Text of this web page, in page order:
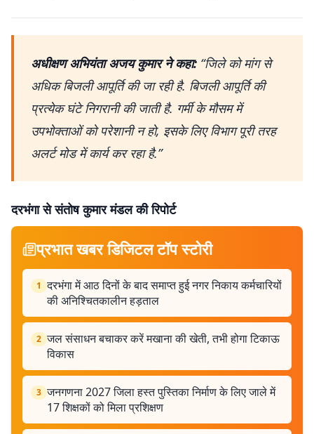
अधीक्षण अभियंता अजय कुमार ने कहा: “जिले को मांग से
अधिक बिजली आपूर्ति की जा रही है. बिजली आपूर्ति की
प्रत्येक घंटे निगरानी की जाती है. गर्मी के मौसम में
उपभोक्ताओं को परेशानी न हो, इसके लिए विभाग पूरी तरह
अलर्ट मोड में कार्य कर रहा है.”
दरभंगा से संतोष कुमार मंडल की रिपोर्ट
प्रभात खबर डिजिटल टॉप स्टोरी
1 दरभंगा में आठ दिनों के बाद समाप्त हुई नगर निकाय कर्मचारियों
की अनिश्चितकालीन हड़ताल
2 जल संसाधन बचाकर करें मखाना की खेती, तभी होगा टिकाऊ
विकास
3 जनगणना 2027 जिला हस्त पुस्तिका निर्माण के लिए जाले में
17 शिक्षकों को मिला प्रशिक्षण